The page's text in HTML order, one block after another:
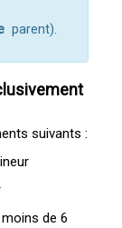
parent).
suivants :
de 6